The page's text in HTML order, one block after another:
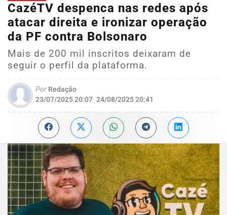
CazéTV despenca nas redes após
atacar direita e ironizar operação
da PF contra Bolsonaro
Mais de 200 mil inscritos deixaram de
seguir o perfil da plataforma.
Por Redação
23/07/2025 20:07 24/08/2025 20:41